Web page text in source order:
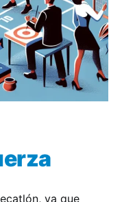
ya que